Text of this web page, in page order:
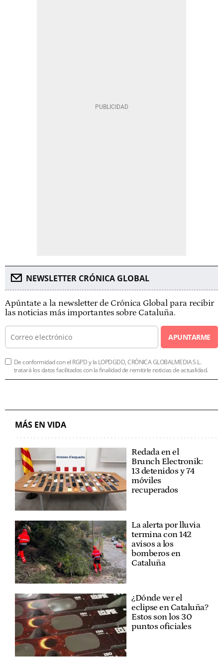
NEWSLETTER CRÓNICA GLOBAL
Apúntate a la newsletter de Crónica Global para recibir
las noticias más importantes sobre Cataluña.
APUNTARME
De conformidad con el RGPD y la LOPDGDD, CRÓNICA GLOBALMEDIA S.L.
tratará los datos facilitados con la finalidad de remitirle noticias de actualidad.
MÁS EN VIDA
Redada en el
Brunch Electronik:
13 detenidos y 74
móviles
recuperados
La alerta por lluvia
termina con 142
avisos a los
bomberos en
Cataluña
¿Dónde ver el
eclipse en Cataluña?
Estos son los 30
puntos oficiales